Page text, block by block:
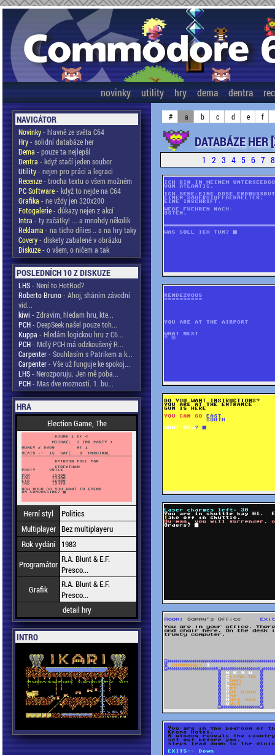
novinky utility hry dema dentra
NAVIGÁTOR
Novinky- hlavně ze světa C64
Hry- solidní databáze her
Dema - pouze ta nejlepší
Dentra - když stačí jeden soubor
Utility- nejen pro práci a legraci
Recenze- trocha textu o všem možném
PC Software- když to nejde na C64
Grafika - ne vždy jen 320x200
Fotogalerie- důkazy nejen z akcí
Intra - ty začátky! ... a mnohdy několik
Reklama - na ticho dňies .. a na hry taky
Covery- diskety zabalené v obrázku
Diskuze- o všem, o ničem a tak
POSLEDNÍCH 10 Z DISKUZE
LHS- Není to HotRod?
Roberto Bruno- Ahoj, sháním závodní
vid...
kiwi - Zdravim, hledam hru, kte...
PCH- DeepSeek našel pouze toh...
Kuppa - Hledám logickou hru z C6...
PCH- Mdlý PCH má odzkoušený R...
Carpenter- Souhlasím s Patrikem a k...
Carpenter- Vše už funguje ke spokoj...
LHS- Nerozporuju. Jen mě poba...
PCH- Mas dve moznosti. 1. bu...
HRA
Election Game, The
Herní styl
Politics
Multiplayer Bez multiplayeru
Rok vydání
1983
Programátor R.A. Blunt & E.F.
Presco...
Grafik
R.A. Blunt & E.F.
Presco...
detail hry
INTRO
# a b c d e f
DATABÁZE
1 2 3 4 5 6 7